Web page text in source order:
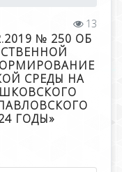
13
№ 250 ОБ
СРЕДЫ НА
ГОДЫ»